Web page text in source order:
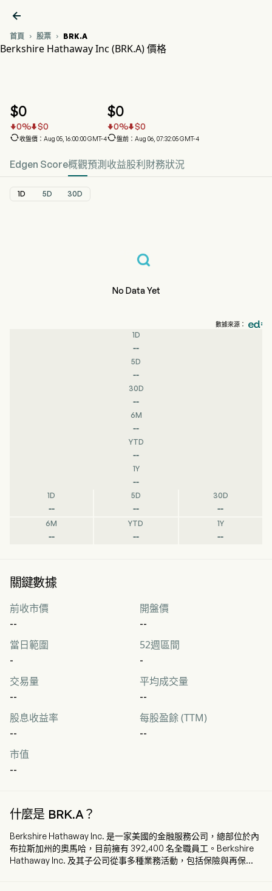

首頁  股票  BRK.A
Berkshire Hathaway Inc (BRK.A) 價格
$0
0% $0
收盤價：Aug 05, 16:00:00 GMT-4
$0
0% $0
盤前：Aug 06, 07:32:05 GMT-4
Edgen Score概觀預測 收益股利 財務狀況
1D 5D 30D
No Data Yet
數據來源：
1D
--
5D
--
30D
--
6M
--
YTD
--
1Y
--
1D
--
5D
--
30D
--
6M
--
YTD
--
1Y
--
關鍵數據
前收市價
--
開盤價
--
當日範圍
-
52週區間
-
交易量
--
平均成交量
--
股息收益率
--
每股盈餘 (TTM)
--
市值
--
什麼是 BRK.A？
Berkshire Hathaway Inc. 是一家美國的金融服務公司，總部位於內
布拉斯加州的奧馬哈，目前擁有 392,400 名全職員工。Berkshire
Hathaway Inc. 及其子公司從事多種業務活動，包括保險與再保